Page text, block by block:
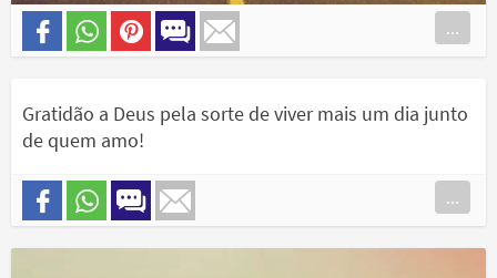
...
Gratidão a Deus pela sorte de viver mais um dia junto
de quem amo!
...